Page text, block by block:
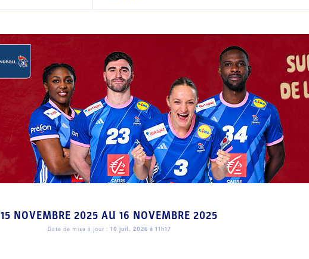
15 NOVEMBRE 2025 AU 16 NOVEMBRE 2025
Date de mise à jour : 10 juil. 2026 à 11h17